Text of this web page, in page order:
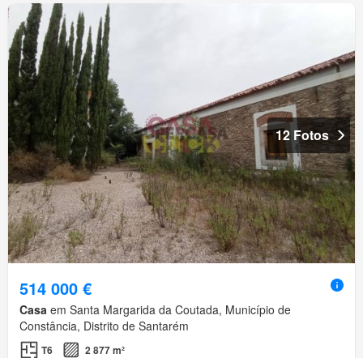
12 Fotos
514 000 €
Casa em Santa Margarida da Coutada, Município de
Constância, Distrito de Santarém
T6 2 877 m²